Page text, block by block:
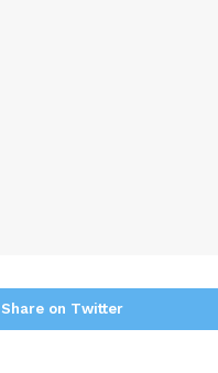
Share on Twitter